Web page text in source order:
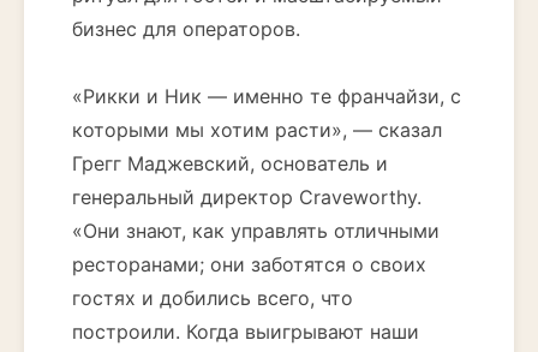
бизнес для операторов.
«Рикки и Ник — именно те франчайзи, с
которыми мы хотим расти», — сказал
Грегг Маджевский, основатель и
генеральный директор Craveworthy.
«Они знают, как управлять отличными
ресторанами; они заботятся о своих
гостях и добились всего, что
построили. Когда выигрывают наши